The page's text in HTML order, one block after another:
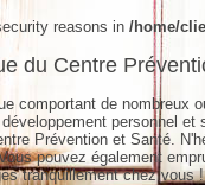
reasons in /home/
du Centre
comportant de nombreux
personnel
Prévention et Santé.
pouvez également
tranquillement chez vous !